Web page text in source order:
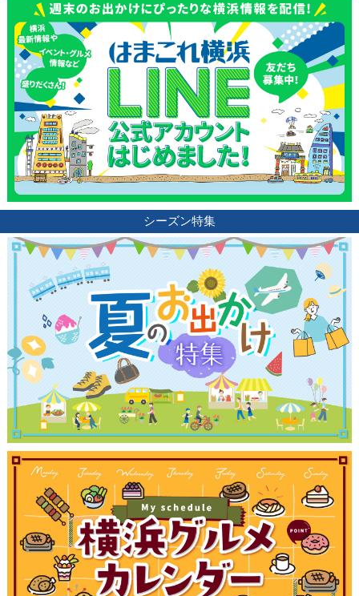
シーズン特集